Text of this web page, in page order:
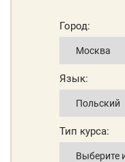
Город:
Язык:
Тип курса: